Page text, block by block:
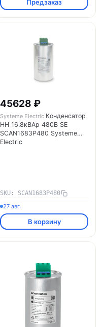
Предзаказ
45628 ₽
Systeme Electric Конденсатор
НН 16.8кВАр 480В SE
SCAN1683P480 Systeme
Electric
SKU: SCAN1683P480
27 авг.
В корзину